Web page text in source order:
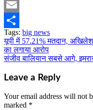
Pinterest
Email
Share
Tags: big news
Post
navigation
यूपी में 57.21% मतदान,
का लगाया आरोप
संजीव बालियान सबसे आगे,
Leave a Reply
Your email address will not
marked *